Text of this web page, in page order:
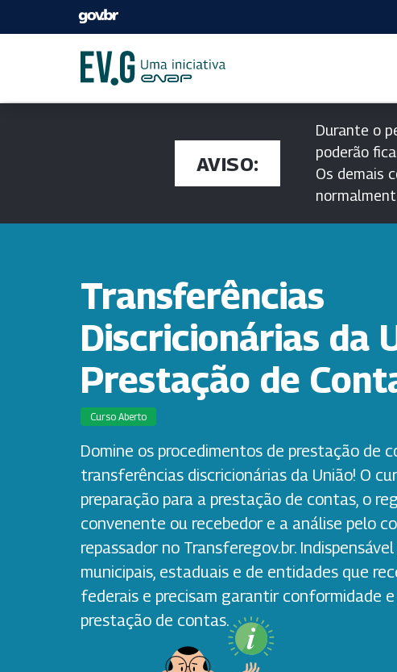
AVISO:
Durante o
poderão
Os demais
Transferências
Discricionárias da
Prestação de
Curso Aberto
Domine os procedimentos de prestação de
transferências discricionárias da União! O
preparação para a prestação de contas, o
convenente ou recebedor e a análise pelo
repassador no Transferegov.br.
municipais, estaduais e de entidades que
federais e precisam garantir conformidade
prestação de contas.